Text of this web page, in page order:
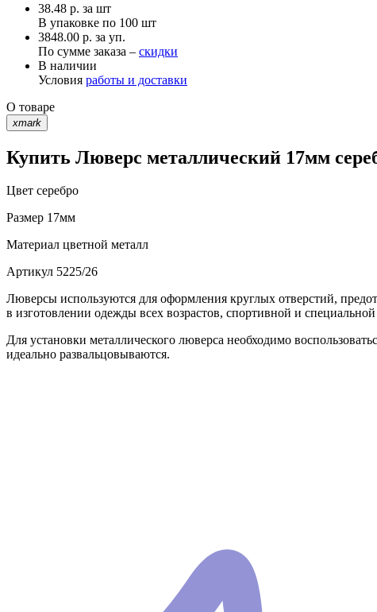
38.48 р. за шт
В упаковке по 100 шт
3848.00 р. за уп.
По сумме заказа – скидки
В наличии
Условия работы и доставки
О товаре
xmark
Купить Люверс металлический 17мм
Цвет серебро
Размер 17мм
Материал цветной металл
Артикул 5225/26
Люверсы используются для оформления круглых отверстий,
в изготовлении одежды всех возрастов, спортивной и
Для установки металлического люверса необходимо
идеально развальцовываются.